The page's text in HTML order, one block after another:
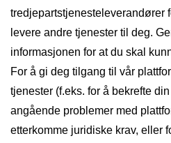
tredjepartstjenesteleverandører
levere andre tjenester til deg.
informasjonen for at du skal
For å gi deg tilgang til vår
tjenester (f.eks. for å bekrefte
angående problemer med
etterkomme juridiske krav, eller